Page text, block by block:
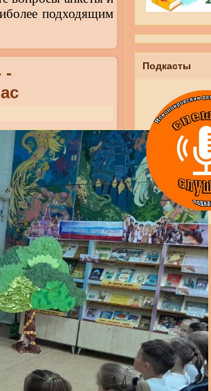
подходящим
-
Подкасты